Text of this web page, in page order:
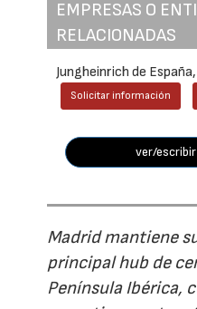
EMPRESAS O
RELACIONADAS
Jungheinrich de España,
Solicitar información
ver/
Madrid mantiene
principal hub de
Península Ibérica,